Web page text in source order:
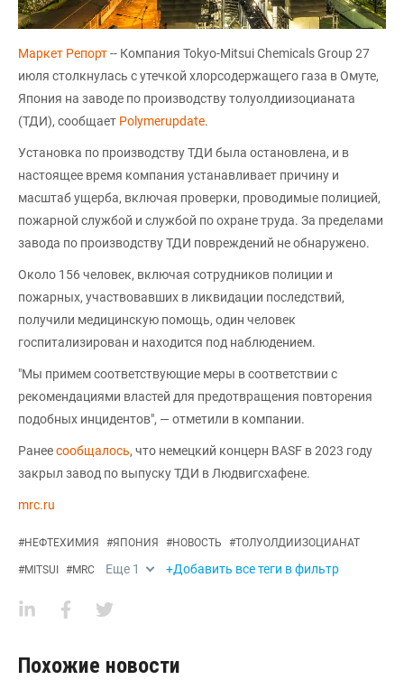
Маркет Репорт-- Компания Tokyo-Mitsui Chemicals Group 27
июля столкнулась с утечкой хлорсодержащего газа в Омуте,
Япония на заводе по производству толуолдиизоцианата
(ТДИ), сообщает Polymerupdate.
Установка по производству ТДИ была остановлена, и в
настоящее время компания устанавливает причину и
масштаб ущерба, включая проверки, проводимые полицией,
пожарной службой и службой по охране труда. За пределами
завода по производству ТДИ повреждений не обнаружено.
Около 156 человек, включая сотрудников полиции и
пожарных, участвовавших в ликвидации последствий,
получили медицинскую помощь, один человек
госпитализирован и находится под наблюдением.
"Мы примем соответствующие меры в соответствии с
рекомендациями властей для предотвращения повторения
подобных инцидентов", — отметили в компании.
Ранеесообщалось, что немецкий концерн BASF в 2023 году
закрыл завод по выпуску ТДИ в Людвигсхафене.
mrc.ru
#НЕФТЕХИМИЯ #ЯПОНИЯ #НОВОСТЬ #ТОЛУОЛДИИЗОЦИАНАТ
#MITSUI #MRC Еще 1 +Добавить все теги в фильтр
Похожие новости